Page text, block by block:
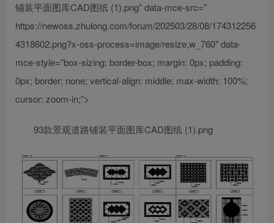
铺装平面图库CAD图纸 (1).png” data-mce-src=”
https://newoss.zhulong.com/forum/202503/28/08/174312256
4318602.png?x-oss-process=image/resize,w_760″ data-
mce-style=”box-sizing: border-box; margin: 0px; padding:
0px; border: none; vertical-align: middle; max-width: 100%;
cursor: zoom-in;”>
93款景观道路铺装平面图库CAD图纸 (1).png